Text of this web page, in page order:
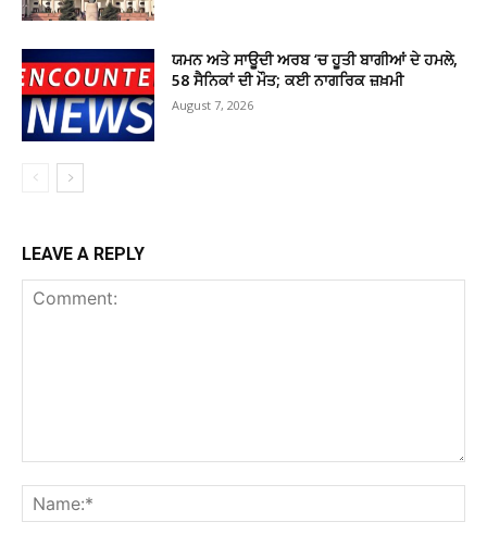
ਯਮਨ ਅਤੇ ਸਾਊਦੀ ਅਰਬ ‘ਚ ਹੂਤੀ ਬਾਗੀਆਂ ਦੇ ਹਮਲੇ,
58 ਸੈਨਿਕਾਂ ਦੀ ਮੌਤ; ਕਈ ਨਾਗਰਿਕ ਜ਼ਖ਼ਮੀ
August 7, 2026
LEAVE A REPLY